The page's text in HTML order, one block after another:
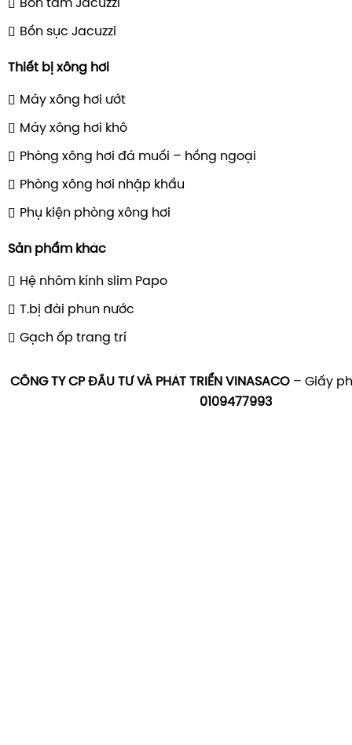
Bồn tắm Jacuzzi
Bồn sục Jacuzzi
Thiết bị xông hơi
Máy xông hơi ướt
Máy xông hơi khô
Phòng xông hơi đá muối – hồng ngoại
Phòng xông hơi nhập khẩu
Phụ kiện phòng xông hơi
Sản phẩm khác
Hệ nhôm kính slim Papo
T.bị đài phun nước
Gạch ốp trang trí
CÔNG TY CP ĐẦU TƯ VÀ PHÁT TRIỂN VINASACO – Giấy
0109477993